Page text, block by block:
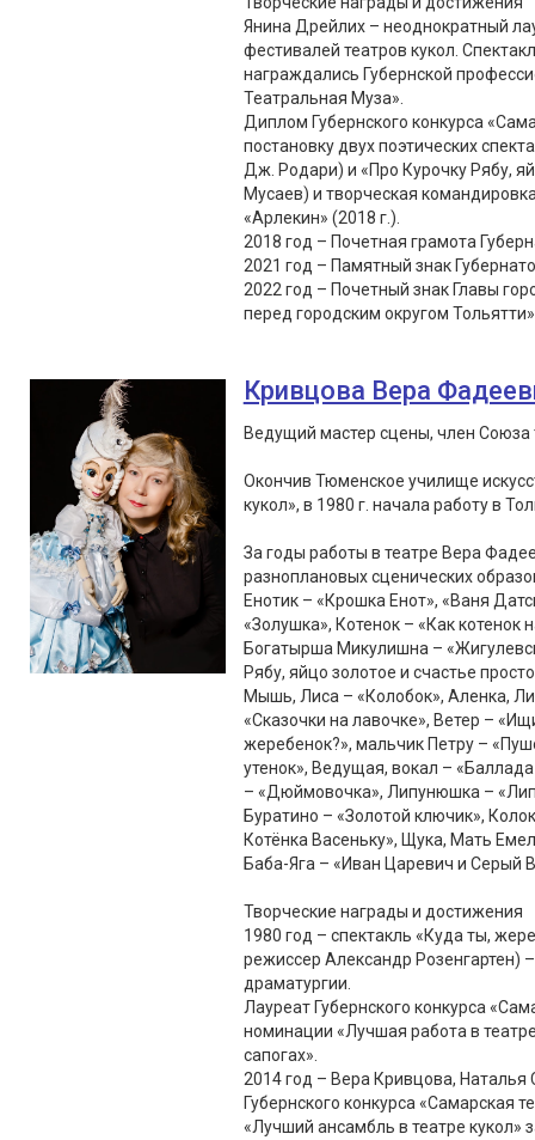
Янина Дрейлих – неоднократный
фестивалей театров кукол.
награждались Губернской
Театральная Муза».
Диплом Губернского конкурса
постановку двух поэтических
Дж. Родари) и «Про Курочку Рябу,
Мусаев) и творческая
«Арлекин» (2018 г.).
2018 год – Почетная грамота
2021 год – Памятный знак
2022 год – Почетный знак Главы
перед городским округом
Кривцова Вера
Ведущий мастер сцены, член Союза
Окончив Тюменское училище
кукол», в 1980 г. начала работу в
За годы работы в театре Вера
разноплановых сценических
Енотик – «Крошка Енот», «Ваня
«Золушка», Котенок – «Как
Богатырша Микулишна –
Рябу, яйцо золотое и счастье
Мышь, Лиса – «Колобок», Аленка,
«Сказочки на лавочке», Ветер –
жеребенок?», мальчик Петру –
утенок», Ведущая, вокал –
– «Дюймовочка», Липунюшка –
Буратино – «Золотой ключик»,
Котёнка Васеньку», Щука, Мать
Баба-Яга – «Иван Царевич и Серый
Творческие награды и достижения
1980 год – спектакль «Куда ты,
режиссер Александр Розенгартен)
драматургии.
Лауреат Губернского конкурса
номинации «Лучшая работа в
сапогах».
2014 год – Вера Кривцова,
Губернского конкурса «Самарская
«Лучший ансамбль в театре кукол»